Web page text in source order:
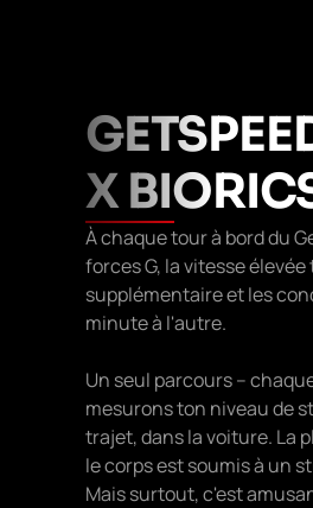
X
À chaque tour à bord du
forces G, la vitesse
supplémentaire et les
minute à l'autre.
Un seul parcours –
mesurons ton niveau de
trajet, dans la voiture. La
le corps est soumis à un
Mais surtout, c'est